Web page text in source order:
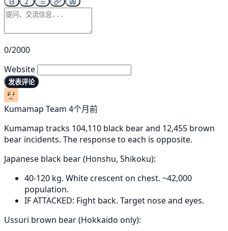
0/2000
Website
发表评论
Kumamap Team 4个月前
Kumamap tracks 104,110 black bear and 12,455 brown
bear incidents. The response to each is opposite.
Japanese black bear (Honshu, Shikoku):
40-120 kg. White crescent on chest. ~42,000
population.
IF ATTACKED: Fight back. Target nose and eyes.
Ussuri brown bear (Hokkaido only):